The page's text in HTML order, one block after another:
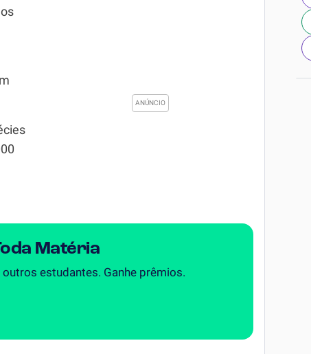
Matéria
estudantes. Ganhe prêmios.